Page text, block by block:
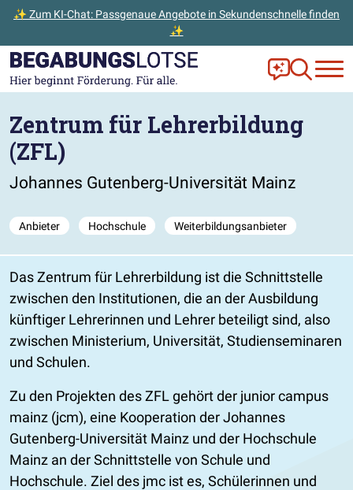
✨ Zum KI-Chat: Passgenaue Angebote in Sekundenschnelle finden
✨
Zum Hauptinhalt der Seite springen
Zur Startseite gehen Frag Ella!
Zur
Zentrum für Lehrerbildung
(ZFL)
Johannes Gutenberg-Universität Mainz
Anbieter Hochschule Weiterbildungsanbieter
Das Zentrum für Lehrerbildung ist die Schnittstelle
zwischen den Institutionen, die an der Ausbildung
künftiger Lehrerinnen und Lehrer beteiligt sind, also
zwischen Ministerium, Universität, Studienseminaren
und Schulen.
Zu den Projekten des ZFL gehört der junior campus
mainz (jcm), eine Kooperation der Johannes
Gutenberg-Universität Mainz und der Hochschule
Mainz an der Schnittstelle von Schule und
Hochschule. Ziel des jmc ist es, Schülerinnen und